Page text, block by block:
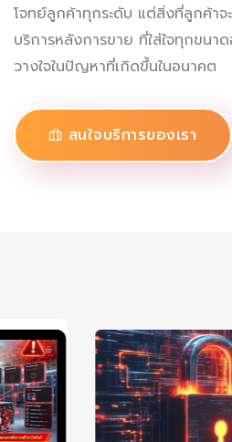
โจทย์ลูกค้าทุกระดับ แต่สิ่งที่ลูกค้าจ
บริการหลังการขาย ที่ใส่ใจทุกขนา
วางใจในปัญหาที่เกิดขึ้นในอนาคต
สนใจบริการของเรา